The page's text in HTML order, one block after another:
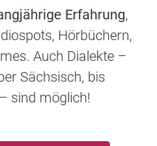
Erfahrung,
Hörbüchern,
Auch Dialekte –
Sächsisch, bis
sind möglich!